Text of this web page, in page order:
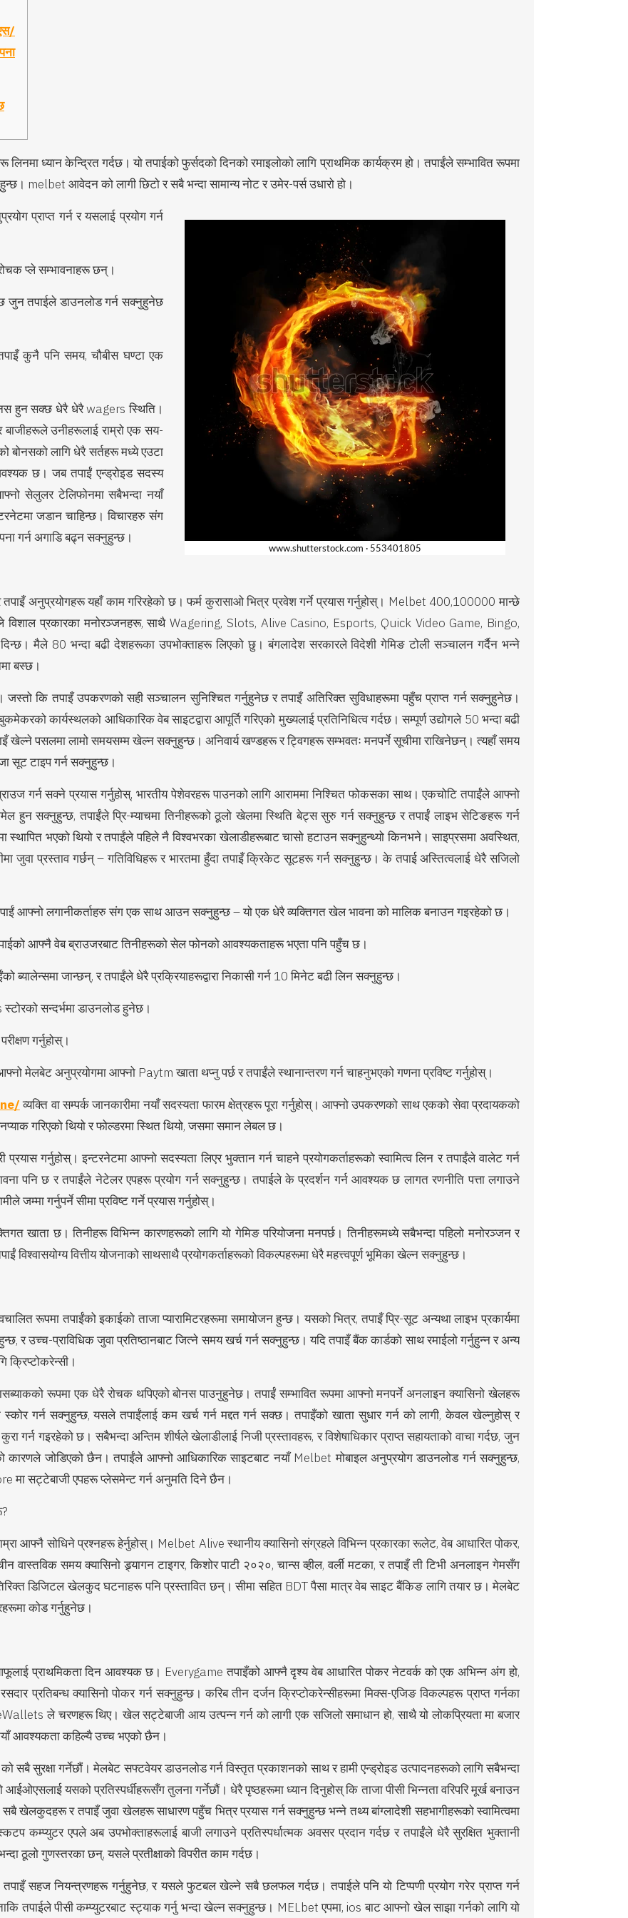
ध्यान केन्द्रित गर्दछ। यो तपाईको फुर्सदको दिनको रमाइलोको लागि प्राथमिक कार्यक्रम हो। तपाईंले सम्भावित रूपमा
melbet आवेदन को लागी छिटो र सबै भन्दा सामान्य नोट र उमेर-पर्स उधारो हो।
प्राप्त गर्न र यसलाई प्रयोग गर्न
प्ले सम्भावनाहरू छन्।
जुन तपाईले डाउनलोड गर्न सक्नुहुनेछ
कुनै पनि समय, चौबीस घण्टा एक
हुन सक्छ धेरै धेरै wagers स्थिति।
बाजीहरूले उनीहरूलाई राम्रो एक सय-
बोनसको लागि धेरै सर्तहरू मध्ये एउटा
छ। जब तपाईं एन्ड्रोइड सदस्य
सेलुलर टेलिफोनमा सबैभन्दा नयाँ
जडान चाहिन्छ। विचारहरु संग
गर्न अगाडि बढ्न सक्नुहुन्छ।
अनुप्रयोगहरू यहाँ काम गरिरहेको छ। फर्म कुरासाओ भित्र प्रवेश गर्ने प्रयास गर्नुहोस्। Melbet 400,100000 मान्छे
विशाल प्रकारका मनोरञ्जनहरू, साथै Wagering, Slots, Alive Casino, Esports, Quick Video Game, Bingo,
मैले 80 भन्दा बढी देशहरूका उपभोक्ताहरू लिएको छु। बंगलादेश सरकारले विदेशी गेमिङ टोली सञ्चालन गर्दैन भन्ने
बस्छ।
जस्तो कि तपाइँ उपकरणको सही सञ्चालन सुनिश्चित गर्नुहुनेछ र तपाइँ अतिरिक्त सुविधाहरूमा पहुँच प्राप्त गर्न सक्नुहुनेछ।
कार्यस्थलको आधिकारिक वेब साइटद्वारा आपूर्ति गरिएको मुख्यलाई प्रतिनिधित्व गर्दछ। सम्पूर्ण उद्योगले 50 भन्दा बढी
खेल्ने पसलमा लामो समयसम्म खेल्न सक्नुहुन्छ। अनिवार्य खण्डहरू र ट्विगहरू सम्भवतः मनपर्ने सूचीमा राखिनेछन्। त्यहाँ समय
सूट टाइप गर्न सक्नुहुन्छ।
गर्न सक्ने प्रयास गर्नुहोस्, भारतीय पेशेवरहरू पाउनको लागि आराममा निश्चित फोकसका साथ। एकचोटि तपाईंले आफ्नो
हुन सक्नुहुन्छ, तपाईंले प्रि-म्याचमा तिनीहरूको ठूलो खेलमा स्थिति बेट्स सुरु गर्न सक्नुहुन्छ र तपाईं लाइभ सेटिङहरू गर्न
भएको थियो र तपाईंले पहिले नै विश्वभरका खेलाडीहरूबाट चासो हटाउन सक्नुहुन्थ्यो किनभने। साइप्रसमा अवस्थित,
जुवा प्रस्ताव गर्छन् – गतिविधिहरू र भारतमा हुँदा तपाइँ क्रिकेट सूटहरू गर्न सक्नुहुन्छ। के तपाई अस्तित्वलाई धेरै सजिलो
तपाईं आफ्नो लगानीकर्ताहरु संग एक साथ आउन सक्नुहुन्छ – यो एक धेरै व्यक्तिगत खेल भावना को मालिक बनाउन गइरहेको छ।
आफ्नै वेब ब्राउजरबाट तिनीहरूको सेल फोनको आवश्यकताहरू भएता पनि पहुँच छ।
ब्यालेन्समा जान्छन्, र तपाईंले धेरै प्रक्रियाहरूद्वारा निकासी गर्न 10 मिनेट बढी लिन सक्नुहुन्छ।
सन्दर्भमा डाउनलोड हुनेछ।
गर्नुहोस्।
मेलबेट अनुप्रयोगमा आफ्नो Paytm खाता थप्नु पर्छ र तपाईंले स्थानान्तरण गर्न चाहनुभएको गणना प्रविष्ट गर्नुहोस्।
व्यक्ति वा सम्पर्क जानकारीमा नयाँ सदस्यता फारम क्षेत्रहरू पूरा गर्नुहोस्। आफ्नो उपकरणको साथ एकको सेवा प्रदायकको
गरिएको थियो र फोल्डरमा स्थित थियो, जसमा समान लेबल छ।
गर्नुहोस्। इन्टरनेटमा आफ्नो सदस्यता लिएर भुक्तान गर्न चाहने प्रयोगकर्ताहरूको स्वामित्व लिन र तपाईंले वालेट गर्न
पनि छ र तपाईंले नेटेलर एपहरू प्रयोग गर्न सक्नुहुन्छ। तपाईले के प्रदर्शन गर्न आवश्यक छ लागत रणनीति पत्ता लगाउने
जम्मा गर्नुपर्ने सीमा प्रविष्ट गर्ने प्रयास गर्नुहोस्।
खाता छ। तिनीहरू विभिन्न कारणहरूको लागि यो गेमिङ परियोजना मनपर्छ। तिनीहरूमध्ये सबैभन्दा पहिलो मनोरञ्जन र
विश्वासयोग्य वित्तीय योजनाको साथसाथै प्रयोगकर्ताहरूको विकल्पहरूमा धेरै महत्त्वपूर्ण भूमिका खेल्न सक्नुहुन्छ।
रूपमा तपाईंको इकाईको ताजा प्यारामिटरहरूमा समायोजन हुन्छ। यसको भित्र, तपाइँ प्रि-सूट अन्यथा लाइभ प्रकार्यमा
उच्च-प्राविधिक जुवा प्रतिष्ठानबाट जित्ने समय खर्च गर्न सक्नुहुन्छ। यदि तपाइँ बैंक कार्डको साथ रमाईलो गर्नुहुन्न र अन्य
क्रिप्टोकरेन्सी।
रूपमा एक धेरै रोचक थपिएको बोनस पाउनुहुनेछ। तपाईं सम्भावित रूपमा आफ्नो मनपर्ने अनलाइन क्यासिनो खेलहरू
गर्न सक्नुहुन्छ, यसले तपाईंलाई कम खर्च गर्न मद्दत गर्न सक्छ। तपाइँको खाता सुधार गर्न को लागी, केवल खेल्नुहोस् र
गर्न गइरहेको छ। सबैभन्दा अन्तिम शीर्षले खेलाडीलाई निजी प्रस्तावहरू, र विशेषाधिकार प्राप्त सहायताको वाचा गर्दछ, जुन
जोडिएको छैन। तपाईंले आफ्नो आधिकारिक साइटबाट नयाँ Melbet मोबाइल अनुप्रयोग डाउनलोड गर्न सक्नुहुन्छ,
मा सट्टेबाजी एपहरू प्लेसमेन्ट गर्न अनुमति दिने छैन।
आफ्नै सोधिने प्रश्नहरू हेर्नुहोस्। Melbet Alive स्थानीय क्यासिनो संग्रहले विभिन्न प्रकारका रूलेट, वेब आधारित पोकर,
वास्तविक समय क्यासिनो ड्र्यागन टाइगर, किशोर पाटी २०२०, चान्स व्हील, वर्ली मटका, र तपाइँ ती टिभी अनलाइन गेमसँग
डिजिटल खेलकुद घटनाहरू पनि प्रस्तावित छन्। सीमा सहित BDT पैसा मात्र वेब साइट बैंकिङ लागि तयार छ। मेलबेट
कोड गर्नुहुनेछ।
प्राथमिकता दिन आवश्यक छ। Everygame तपाइँको आफ्नै दृश्य वेब आधारित पोकर नेटवर्क को एक अभिन्न अंग हो,
प्रतिबन्ध क्यासिनो पोकर गर्न सक्नुहुन्छ। करिब तीन दर्जन क्रिप्टोकरेन्सीहरूमा मिक्स-एजिङ विकल्पहरू प्राप्त गर्नका
ले चरणहरू थिए। खेल सट्टेबाजी आय उत्पन्न गर्न को लागी एक सजिलो समाधान हो, साथै यो लोकप्रियता मा बजार
आवश्यकता कहिल्यै उच्च भएको छैन।
सबै सुरक्षा गर्नेछौं। मेलबेट सफ्टवेयर डाउनलोड गर्न विस्तृत प्रकाशनको साथ र हामी एन्ड्रोइड उत्पादनहरूको लागि सबैभन्दा
यसको प्रतिस्पर्धीहरूसँग तुलना गर्नेछौं। धेरै पृष्ठहरूमा ध्यान दिनुहोस् कि ताजा पीसी भिन्नता वरिपरि मूर्ख बनाउन
र तपाइँ जुवा खेलहरू साधारण पहुँच भित्र प्रयास गर्न सक्नुहुन्छ भन्ने तथ्य बांग्लादेशी सहभागीहरूको स्वामित्वमा
कम्प्युटर एपले अब उपभोक्ताहरूलाई बाजी लगाउने प्रतिस्पर्धात्मक अवसर प्रदान गर्दछ र तपाईंले धेरै सुरक्षित भुक्तानी
ठूलो गुणस्तरका छन्, यसले प्रतीक्षाको विपरीत काम गर्दछ।
सहज नियन्त्रणहरू गर्नुहुनेछ, र यसले फुटबल खेल्ने सबै छलफल गर्दछ। तपाईले पनि यो टिप्पणी प्रयोग गरेर प्राप्त गर्न
तपाईले पीसी कम्प्युटरबाट स्ट्याक गर्नु भन्दा खेल्न सक्नुहुन्छ। MELbet एपमा, ios बाट आफ्नो खेल साझा गर्नको लागि यो